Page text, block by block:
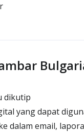
dikutip
yang dapat
dalam email,